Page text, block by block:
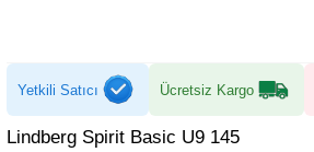
Yetkili Satıcı Ücretsiz Kargo
Lindberg Spirit Basic U9 145